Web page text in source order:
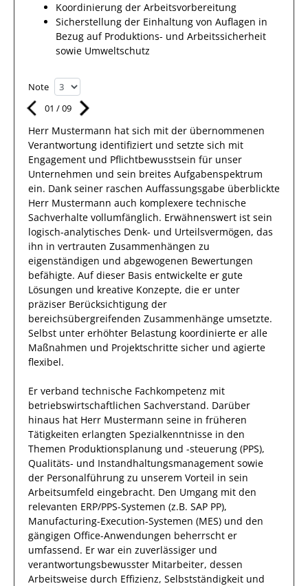
Koordinierung der Arbeitsvorbereitung
Sicherstellung der Einhaltung von Auflagen in
Bezug auf Produktions- und Arbeitssicherheit
sowie Umweltschutz
Note
01 /09
Herr Mustermann hat sich mit der übernommenen
Verantwortung identifiziert und setzte sich mit
Engagement und Pflichtbewusstsein für unser
Unternehmen und sein breites Aufgabenspektrum
ein. Dank seiner raschen Auffassungsgabe überblickte
Herr Mustermann auch komplexere technische
Sachverhalte vollumfänglich. Erwähnenswert ist sein
logisch-analytisches Denk- und Urteilsvermögen, das
ihn in vertrauten Zusammenhängen zu
eigenständigen und abgewogenen Bewertungen
befähigte. Auf dieser Basis entwickelte er gute
Lösungen und kreative Konzepte, die er unter
präziser Berücksichtigung der
bereichsübergreifenden Zusammenhänge umsetzte.
Selbst unter erhöhter Belastung koordinierte er alle
Maßnahmen und Projektschritte sicher und agierte
flexibel.
Er verband technische Fachkompetenz mit
betriebswirtschaftlichen Sachverstand. Darüber
hinaus hat Herr Mustermann seine in früheren
Tätigkeiten erlangten Spezialkenntnisse in den
Themen Produktionsplanung und -steuerung (PPS),
Qualitäts- und Instandhaltungsmanagement sowie
der Personalführung zu unserem Vorteil in sein
Arbeitsumfeld eingebracht. Den Umgang mit den
relevanten ERP/PPS-Systemen (z.B. SAP PP),
Manufacturing-Execution-Systemen (MES) und den
gängigen Office-Anwendungen beherrscht er
umfassend. Er war ein zuverlässiger und
verantwortungsbewusster Mitarbeiter, dessen
Arbeitsweise durch Effizienz, Selbstständigkeit und